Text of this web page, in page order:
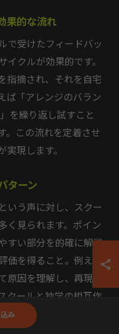
果的な流れ
で受けたフィードバッ
クルが効果的です。
指摘され、それを自宅
ば「アレンジのバラン
を繰り返し試すこと
。この流れを定着させ
現します。
ターン
いう声に対し、スクー
く見られます。ポイン
すい部分を的確に解消
価を得ること。例えば
原因を理解し、再現練
クールと独学の相互作
み